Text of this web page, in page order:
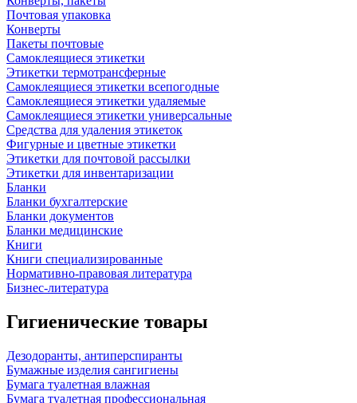
Почтовая упаковка
Конверты
Пакеты почтовые
Самоклеящиеся этикетки
Этикетки термотрансферные
Самоклеящиеся этикетки всепогодные
Самоклеящиеся этикетки удаляемые
Самоклеящиеся этикетки универсальные
Средства для удаления этикеток
Фигурные и цветные этикетки
Этикетки для почтовой рассылки
Этикетки для инвентаризации
Бланки
Бланки бухгалтерские
Бланки документов
Бланки медицинские
Книги
Книги специализированные
Нормативно-правовая литература
Бизнес-литература
Гигиенические товары
Дезодоранты, антиперспиранты
Бумажные изделия сангигиены
Бумага туалетная влажная
Бумага туалетная профессиональная